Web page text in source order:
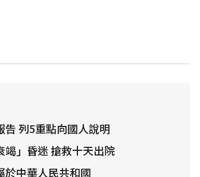
列5重點向國人說明
竭」昏迷 搶救十天出院
於中華人民共和國